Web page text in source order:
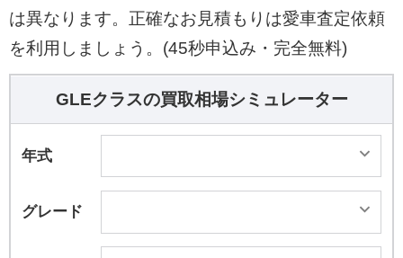
は異なります。正確なお見積もりは愛車査定依頼
を利用しましょう。(45秒申込み・完全無料)
GLEクラスの買取相場シミュレーター
年式
グレード